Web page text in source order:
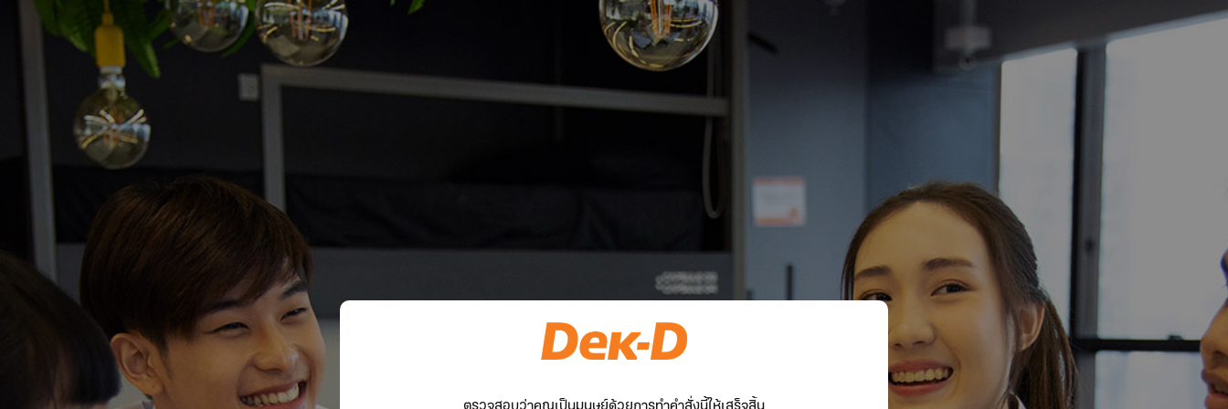
ตรวจสอบว่าคุณเป็นมนุษย์ด้วยการทำคำสั่งนี้ให้เสร็จสิ้น